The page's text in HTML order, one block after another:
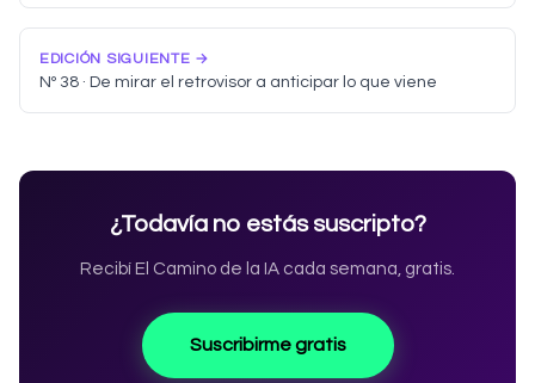
EDICIÓN SIGUIENTE →
Nº 38 · De mirar el retrovisor a anticipar lo que viene
¿Todavía no estás suscripto?
Recibí El Camino de la IA cada semana, gratis.
Suscribirme gratis